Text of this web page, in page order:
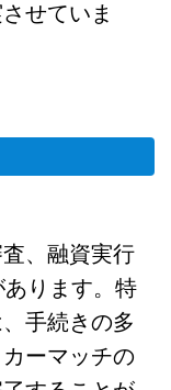
せていま
、融資実行
ります。特
手続きの多
ーマッチの